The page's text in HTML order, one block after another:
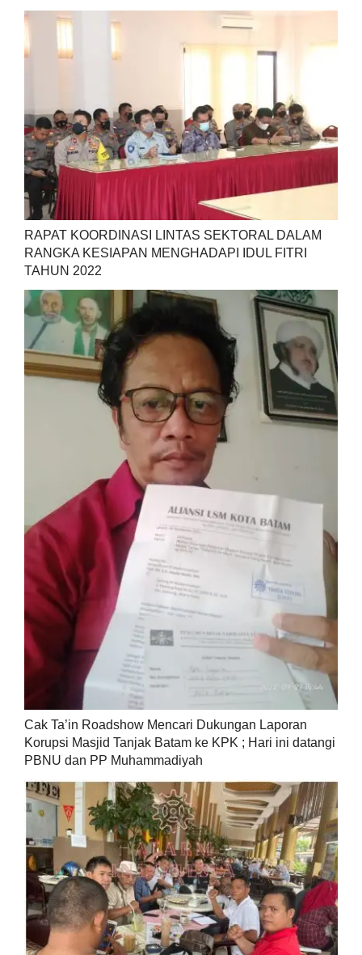
RAPAT KOORDINASI LINTAS SEKTORAL DALAM
RANGKA KESIAPAN MENGHADAPI IDUL FITRI
TAHUN 2022
Cak Ta’in Roadshow Mencari Dukungan Laporan
Korupsi Masjid Tanjak Batam ke KPK ; Hari ini datangi
PBNU dan PP Muhammadiyah